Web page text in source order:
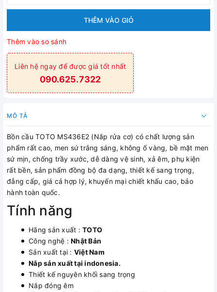
THÊM VÀO GIỎ
Thêm vào so sánh
Liên hệ ngay để được giá tốt nhất
090.625.7322
MÔ TẢ
Bồn cầu TOTO MS436E2 (Nắp rửa cơ) có chất lượng sản
phẩm rất cao, men sứ trắng sáng, không ố vàng, bề mặt men
sứ mịn, chống trầy xước, dễ dàng vệ sinh, xả êm, phụ kiện
rất bền, sản phẩm đồng bộ đa dạng, thiết kế sang trọng,
đẳng cấp, giá cả hợp lý, khuyến mại chiết khấu cao, bảo
hành toàn quốc.
Tính năng
Hãng sản xuất : TOTO
Công nghệ : Nhật Bản
Sản xuất tại : Việt Nam
Nắp sản xuất tại indonesia.
Thiết kế nguyên khối sang trọng
Nắp đóng êm